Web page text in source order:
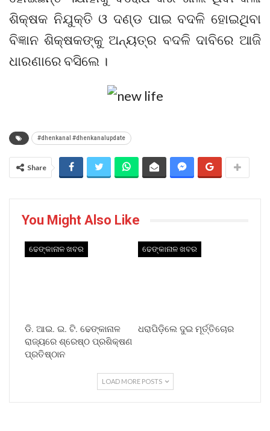
ଶିକ୍ଷକ ନିଯୁକ୍ତି ଓ ଦଣ୍ଡ ପାଇ ବଦଳି ହୋଇଥିବା
ବିଜ୍ଞାନ ଶିକ୍ଷକଙ୍କୁ ଅନ୍ୟତ୍ର ବଦଳି ଦାବିରେ ଆଜି
ଧାରଣାରେ ବସିଲେ ।
#dhenkanal #dhenkanalupdate
Share
You Might Also Like
ଢେଙ୍କାନାଳ ଖବର
ଡି. ଆଇ. ଇ. ଟି. ଢେଙ୍କାନାଳ
ରାଜ୍ୟରେ ଶ୍ରେଷ୍ଠ ପ୍ରଶିକ୍ଷଣ
ପ୍ରତିଷ୍ଠାନ
ଢେଙ୍କାନାଳ ଖବର
ଧରାପିଡ଼ିଲେ ଦୁଇ ମୂର୍ତ୍ତିଚୋର
LOAD MORE POSTS